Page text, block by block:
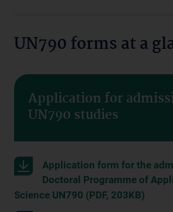
UN790 forms at a
Application for
UN790 studies
Application form for the
Doctoral Programme of
Science UN790 (PDF, 203KB)